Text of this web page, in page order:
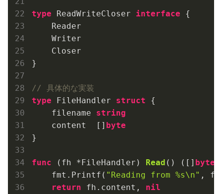
type ReadWriteCloser interface {
    Reader
    Writer
    Closer
}
// 具体的な実装
type FileHandler struct {
    filename
string
    content  []
byte
}
func (fh *FileHandler) Read () ([] byte
    fmt.Printf(
"Reading from %s\n" ,
return fh.content, nil